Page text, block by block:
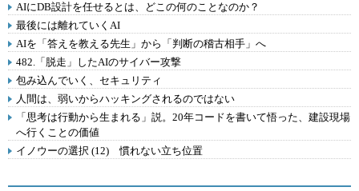
AIにDB設計を任せるとは、どこの何のことなのか？
最後には離れていくAI
AIを「答えを教える先生」から「判断の稽古相手」へ
482.「脱走」したAIのサイバー攻撃
包み込んでいく、セキュリティ
人間は、弱いからハッキングされるのではない
「思考は行動から生まれる」説。20年コードを書いて悟った、建設現場
へ行くことの価値
イノウーの選択 (12) 慣れない立ち位置